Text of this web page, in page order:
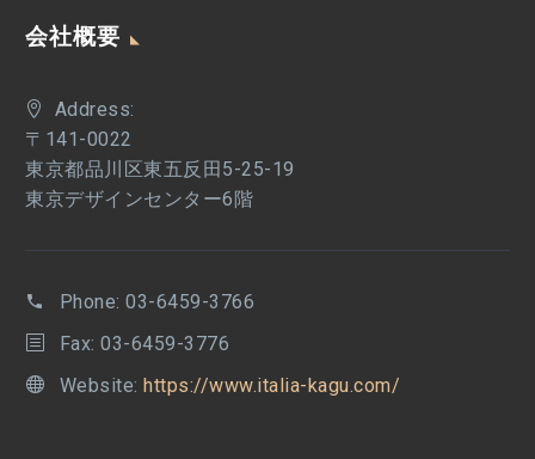
会社概要
Address:
〒141-0022
東京都品川区東五反田5-25-19
東京デザインセンター6階
Phone: 03-6459-3766
Fax: 03-6459-3776
Website: https://www.italia-kagu.com/